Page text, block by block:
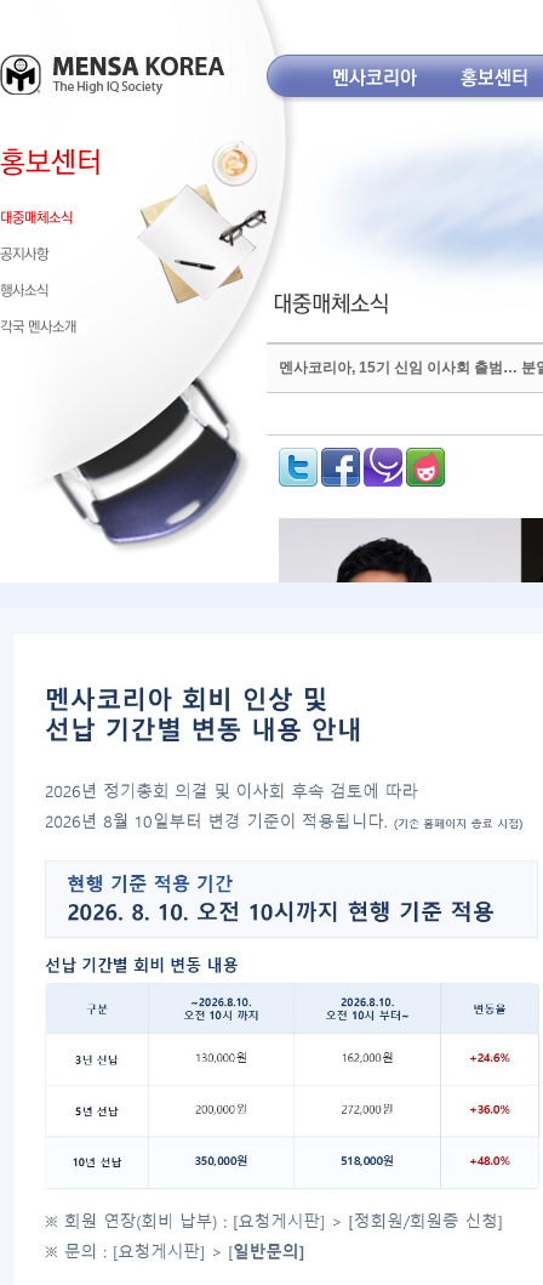
멘사코리아, 15기 신임 이사회 출범… 분